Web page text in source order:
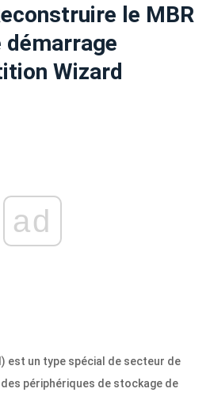
le MBR
démarrage
Wizard
ad
est un type spécial de secteur de
périphériques de stockage de